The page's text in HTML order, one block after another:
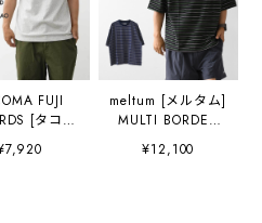
FUJI
[タコマ
レコード]
ECHO
meltum [メルタム]
MULTI BORDER
S/S TEE [cs-
0300-25] マルチボ
¥12,100